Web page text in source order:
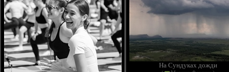
На Сундуках дожди